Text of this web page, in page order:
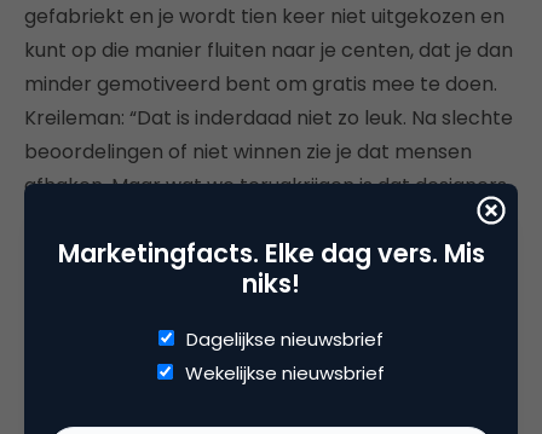
gefabriekt en je wordt tien keer niet uitgekozen en
kunt op die manier fluiten naar je centen, dat je dan
minder gemotiveerd bent om gratis mee te doen.
Kreileman: “Dat is inderdaad niet zo leuk. Na slechte
beoordelingen of niet winnen zie je dat mensen
afhaken. Maar wat we terugkrijgen is dat designers
het ook leuk vinden om aan het portfolio te werken
en ervaring op te doen. Wij moeten de waarde
optimaliseren van überhaupt meedoen. We
om de interactie te bevorderen.”
Ontwerpen voor geld
Marketingfacts. Elke dag vers. Mis
niks!
Dagelijkse nieuwsbrief
Wekelijkse nieuwsbrief